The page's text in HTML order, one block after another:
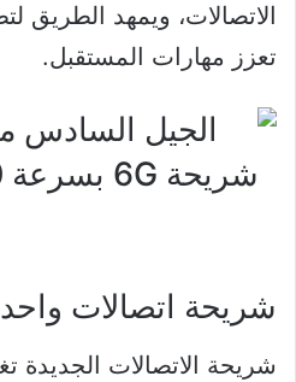
الاتصالات، ويمهد الطريق
تعزز مهارات المستقبل.
شريحة اتصالات
شريحة الاتصالات الجديدة